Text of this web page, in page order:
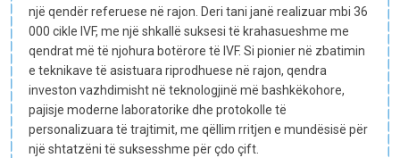
një qendër referuese në rajon. Deri tani janë realizuar mbi 36
000 cikle IVF, me një shkallë suksesi të krahasueshme me
qendrat më të njohura botërore të IVF. Si pionier në zbatimin
e teknikave të asistuara riprodhuese në rajon, qendra
investon vazhdimisht në teknologjinë më bashkëkohore,
pajisje moderne laboratorike dhe protokolle të
personalizuara të trajtimit, me qëllim rritjen e mundësisë për
një shtatzëni të suksesshme për çdo çift.